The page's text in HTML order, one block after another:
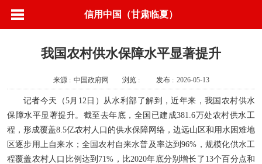
信用中国（甘肃临夏）
我国农村供水保障水平显著提升
来源 : 中国政府网 浏览 : 发布 : 2026-05-13
记者今天（5月12日）从水利部了解到，近年来，我国农村供水
保障水平显著提升。截至去年底，全国已建成381.6万处农村供水工
程，形成覆盖8.5亿农村人口的供水保障网络，边远山区和用水困难地
区逐步用上自来水；全国农村自来水普及率达到96%，规模化供水工
程覆盖农村人口比例达到71%，比2020年底分别增长了13个百分点和